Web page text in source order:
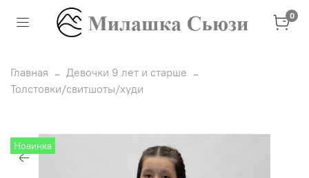
0
Главная
Девочки 9 лет и старше
Толстовки/свитшоты/худи
Новинка